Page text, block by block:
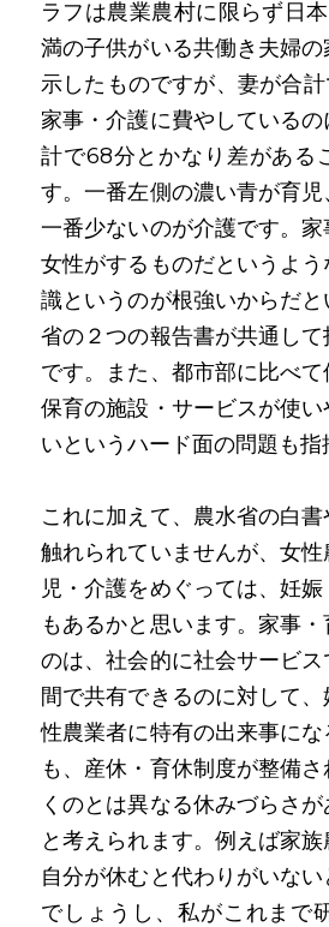
ラフは農業農村に限らず日
満の子供がいる共働き夫婦
示したものですが、妻が合
家事・介護に費やしている
計で68分とかなり差がある
す。一番左側の濃い青が育児
一番少ないのが介護です。
女性がするものだというよ
識というのが根強いからだ
省の２つの報告書が共通して
です。また、都市部に比べ
保育の施設・サービスが使
いというハード面の問題も指
これに加えて、農水省の白
触れられていませんが、女
児・介護をめぐっては、妊
もあるかと思います。家事
のは、社会的に社会サービ
間で共有できるのに対して
性農業者に特有の出来事に
も、産休・育休制度が整備
くのとは異なる休みづらさ
と考えられます。例えば家族
自分が休むと代わりがいな
でしょうし、私がこれまで